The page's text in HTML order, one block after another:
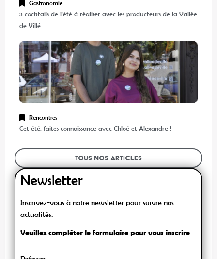
Gastronomie
3 cocktails de l’été à réaliser avec les producteurs de la Vallée
de Villé
Rencontres
Cet été, faites connaissance avec Chloé et Alexandre !
Tous nos articles
Newsletter
Inscrivez-vous à notre newsletter pour suivre nos
actualités.
Veuillez compléter le formulaire pour vous inscrire